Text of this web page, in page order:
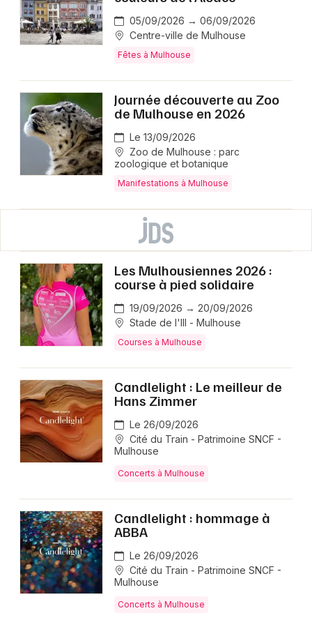
05/09/2026 → 06/09/2026
Centre-ville de Mulhouse
Fêtes à Mulhouse
Journée découverte au Zoo
de Mulhouse en 2026
Le 13/09/2026
Zoo de Mulhouse : parc
zoologique et botanique
Manifestations à Mulhouse
Les Mulhousiennes 2026 :
course à pied solidaire
19/09/2026 → 20/09/2026
Stade de l'Ill - Mulhouse
Courses à Mulhouse
Candlelight : Le meilleur de
Hans Zimmer
Le 26/09/2026
Cité du Train - Patrimoine SNCF -
Mulhouse
Concerts à Mulhouse
Candlelight : hommage à
ABBA
Le 26/09/2026
Cité du Train - Patrimoine SNCF -
Mulhouse
Concerts à Mulhouse